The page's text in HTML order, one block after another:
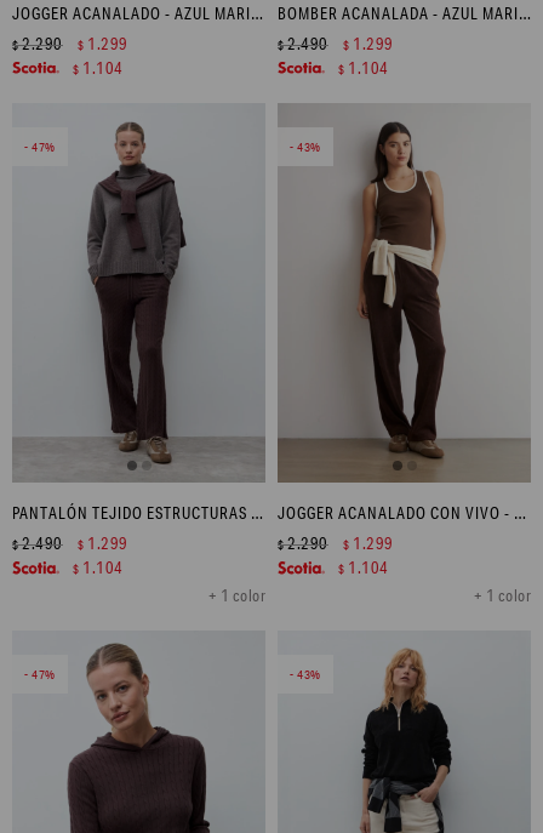
JOGGER ACANALADO - AZUL MARINO
$2.290 $ 1.299
$ 1.104
BOMBER ACANALADA - AZUL MARINO
$2.490 $ 1.299
$ 1.104
47
PANTALÓN TEJIDO ESTRUCTURAS - CHOCOLATE
+ 1 color
$2.490 $ 1.299
$ 1.104
43
JOGGER ACANALADO CON VIVO - CHOCOLATE
+ 1 color
$2.290 $ 1.299
$ 1.104
47 43